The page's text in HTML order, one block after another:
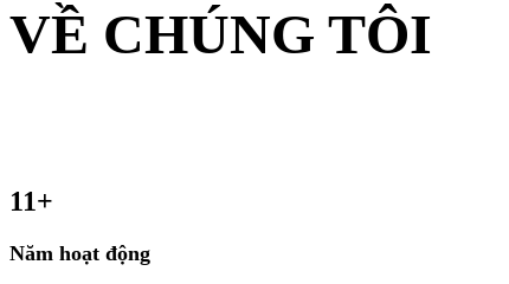
VỀ CHÚNG TÔI
11+
Năm hoạt động